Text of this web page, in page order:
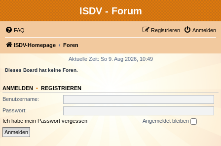
ISDV - Forum
FAQ Anmelden
Registrieren
ISDV-Homepage Foren
Aktuelle Zeit: So 9. Aug 2026, 10:49
Dieses Board hat keine Foren.
ANMELDEN • REGISTRIEREN
Benutzername:
Passwort:
Ich habe mein Passwort vergessen
Angemeldet bleiben